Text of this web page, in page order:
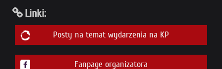
Linki:
Posty na temat wydarzenia na KP
Fanpage organizatora